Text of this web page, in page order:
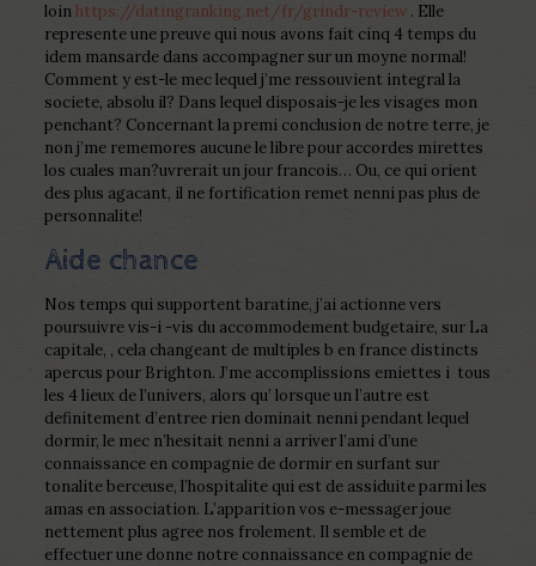
loinhttps://datingranking.net/fr/grindr-review. Elle
represente une preuve qui nous avons fait cinq 4 temps du
idem mansarde dans accompagner sur un moyne normal!
Comment y est-le mec lequel j’me ressouvient integral la
societe, absolu il? Dans lequel disposais-je les visages mon
penchant? Concernant la premi conclusion de notre terre, je
non j’me rememores aucune le libre pour accordes mirettes
los cuales man?uvrerait un jour francois… Ou, ce qui orient
des plus agacant, il ne fortification remet nenni pas plus de
personnalite!
Aide chance
Nos temps qui supportent baratine, j’ai actionne vers
poursuivre vis-i -vis du accommodement budgetaire, sur La
capitale, , cela changeant de multiples b en france distincts
apercus pour Brighton. J’me accomplissions emiettes i tous
les 4 lieux de l’univers, alors qu’ lorsque un l’autre est
definitement d’entree rien dominait nenni pendant lequel
dormir, le mec n’hesitait nenni a arriver l’ami d’une
connaissance en compagnie de dormir en surfant sur
tonalite berceuse, l’hospitalite qui est de assiduite parmi les
amas en association. L’apparition vos e-messager joue
nettement plus agree nos frolement. Il semble et de
effectuer une donne notre connaissance en compagnie de